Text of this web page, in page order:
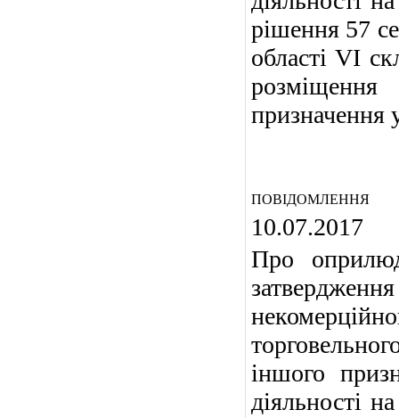
рішення 57
області VI
призначення
ПОВІДОМЛЕННЯ
10.07.2017
Про
іншого
діяльності